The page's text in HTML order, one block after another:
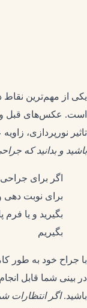
یکی از مهم‌ترین
است. عکس‌های قبل و
تاثیر نورپردازی،
باشید و بدانید که
اگر برای جراحی
بگیرید و یا فرم
بگیریم
با جراح خود به طور
در بینی شما قابل
باشید.اگر انتظارات